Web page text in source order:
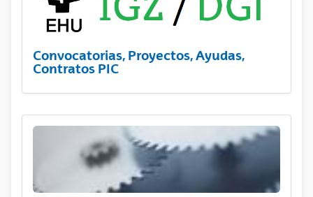
Convocatorias, Proyectos, Ayudas,
Contratos PIC